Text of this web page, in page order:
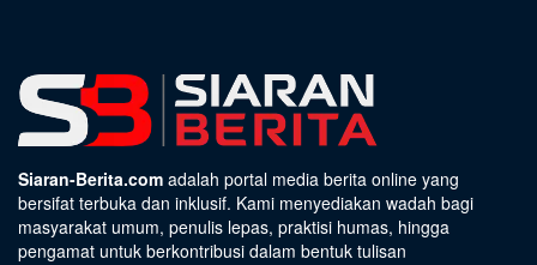
Siaran-Berita.com adalah portal media berita online yang
bersifat terbuka dan inklusif. Kami menyediakan wadah bagi
masyarakat umum, penulis lepas, praktisi humas, hingga
pengamat untuk berkontribusi dalam bentuk tulisan